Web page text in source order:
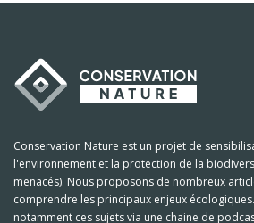
Conservation Nature est un projet de
l'environnement et la protection de la
menacés). Nous proposons de nombreux
comprendre les principaux enjeux
notamment ces sujets via une chaine de